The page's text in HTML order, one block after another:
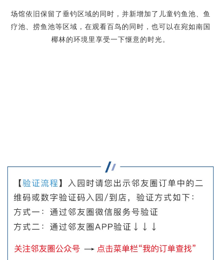
场馆依旧保留了垂钓区域的同时，并新增加了儿童钓鱼池、鱼
疗池、捞鱼池等区域，在观看百鸟的同时，也可以在宛如南国
椰林的环境里享受一下惬意的时光。